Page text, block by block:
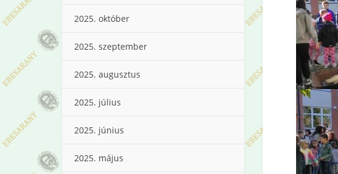
2025. október
2025. szeptember
2025. augusztus
2025. július
2025. június
2025. május